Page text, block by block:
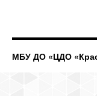
МБУ ДО «ЦДО